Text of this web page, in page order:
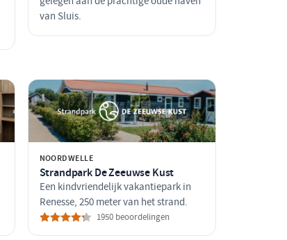
van Sluis.
NOORDWELLE
Strandpark De Zeeuwse Kust
Een kindvriendelijk vakantiepark in
Renesse, 250 meter van het strand.
1950 beoordelingen